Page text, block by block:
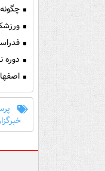
دوره